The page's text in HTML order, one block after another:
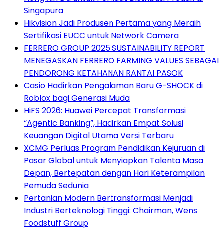
Singapura
Hikvision Jadi Produsen Pertama yang Meraih
Sertifikasi EUCC untuk Network Camera
FERRERO GROUP 2025 SUSTAINABILITY REPORT
MENEGASKAN FERRERO FARMING VALUES SEBAGAI
PENDORONG KETAHANAN RANTAI PASOK
Casio Hadirkan Pengalaman Baru G-SHOCK di
Roblox bagi Generasi Muda
HiFS 2026: Huawei Percepat Transformasi
“Agentic Banking”, Hadirkan Empat Solusi
Keuangan Digital Utama Versi Terbaru
XCMG Perluas Program Pendidikan Kejuruan di
Pasar Global untuk Menyiapkan Talenta Masa
Depan, Bertepatan dengan Hari Keterampilan
Pemuda Sedunia
Pertanian Modern Bertransformasi Menjadi
Industri Berteknologi Tinggi: Chairman, Wens
Foodstuff Group